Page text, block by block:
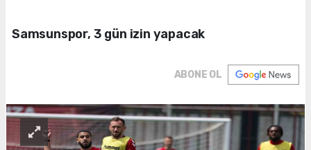
Samsunspor, 3 gün izin yapacak
ABONE OL